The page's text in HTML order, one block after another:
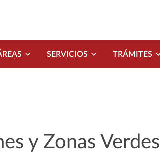
SERVICIOS TRÁMITES
y Zonas Verdes